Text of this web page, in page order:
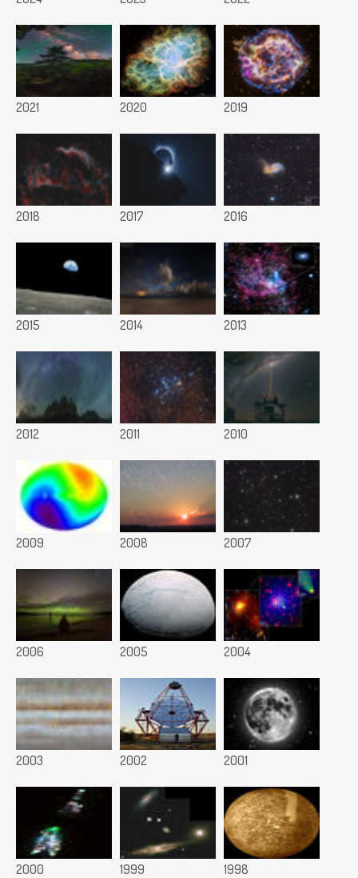
2021 2020 2019
2018 2017 2016
2015 2014 2013
2012 2011 2010
2009 2008 2007
2006 2005 2004
2003 2002 2001
2000 1999 1998